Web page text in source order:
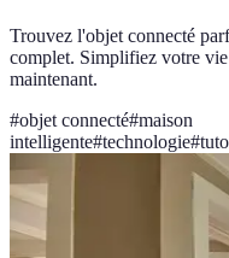
Trouvez l'objet connecté
complet. Simplifiez votre
maintenant.
#objet connecté#maison
intelligente#technologie#